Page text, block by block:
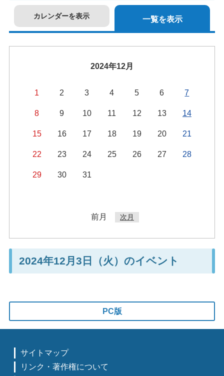
カレンダーを表示 一覧を表示
2024年12月
1 2 3 4 5 6 7
8 9 10 11 12 13 14
15 16 17 18 19 20 21
22 23 24 25 26 27 28
29 30 31
前月 次月
2024年12月3日（火）のイベント
PC版
サイトマップ
リンク・著作権について